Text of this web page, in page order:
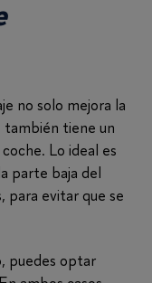
no solo mejora la
también tiene un
Lo ideal es
parte baja del
para evitar que se
puedes optar